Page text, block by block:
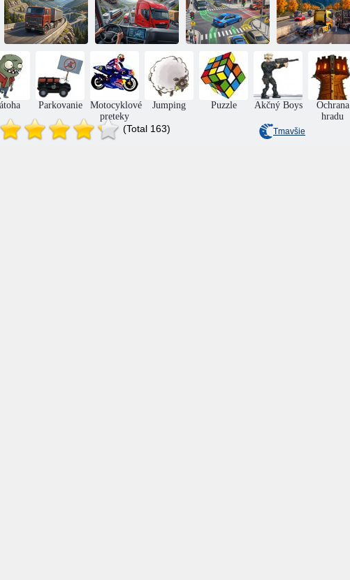
Simulátor jazdy
na smetiarskom
aute
Truck Simulator:
Európa
Európsky vodič
kamiónu
USA Truck
Simulator
Simulátor
nákladných áut 2
Nákladní
prepravcovia v
Autoškola 2016
Pretekársky
kamión GT
Parkovanie
Motocyklové
preteky
Jumping Puzzle Akčný Boys
Ochrana
hradu
(Total 163) Tmavšie